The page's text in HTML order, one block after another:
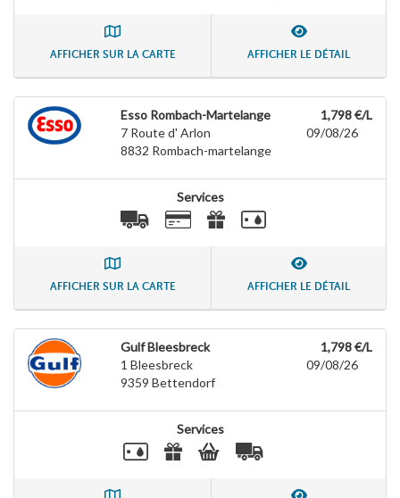
AFFICHER SUR LA CARTE AFFICHER LE DÉTAIL
Esso Rombach-Martelange
7 Route d' Arlon
8832 Rombach-martelange
1,798 €/L
09/08/26
Services
AFFICHER SUR LA CARTE AFFICHER LE DÉTAIL
Gulf Bleesbreck
1 Bleesbreck
9359 Bettendorf
1,798 €/L
09/08/26
Services